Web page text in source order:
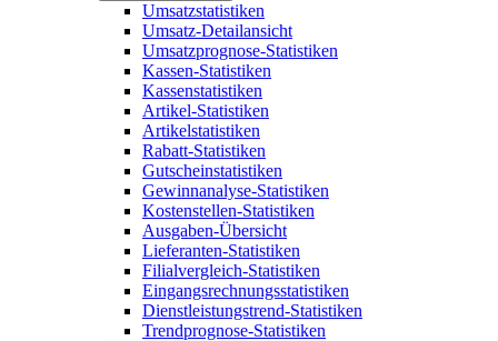
Umsatzstatistiken
Umsatz-Detailansicht
Umsatzprognose-Statistiken
Kassen-Statistiken
Kassenstatistiken
Artikel-Statistiken
Artikelstatistiken
Rabatt-Statistiken
Gutscheinstatistiken
Gewinnanalyse-Statistiken
Kostenstellen-Statistiken
Ausgaben-Übersicht
Lieferanten-Statistiken
Filialvergleich-Statistiken
Eingangsrechnungsstatistiken
Dienstleistungstrend-Statistiken
Trendprognose-Statistiken